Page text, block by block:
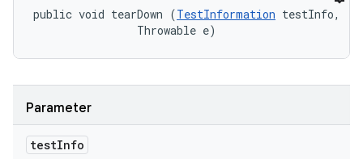
public void tearDown (TestInformation testInfo,
                Throwable e)
Parameter
testInfo